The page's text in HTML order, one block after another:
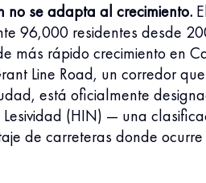
no se adapta al crecimiento.
96,000 residentes desde
más rápido crecimiento en
Line Road, un corredor
está oficialmente
(HIN) — una
de carreteras donde